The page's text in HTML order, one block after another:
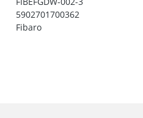
5902701700362
Fibaro